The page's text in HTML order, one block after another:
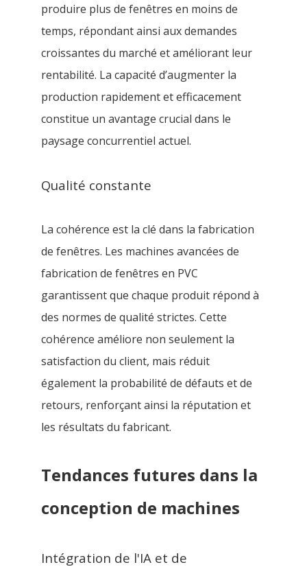
produire plus de fenêtres en moins de
temps, répondant ainsi aux demandes
croissantes du marché et améliorant leur
rentabilité. La capacité d’augmenter la
production rapidement et efficacement
constitue un avantage crucial dans le
paysage concurrentiel actuel.
Qualité constante
La cohérence est la clé dans la fabrication
de fenêtres. Les machines avancées de
fabrication de fenêtres en PVC
garantissent que chaque produit répond à
des normes de qualité strictes. Cette
cohérence améliore non seulement la
satisfaction du client, mais réduit
également la probabilité de défauts et de
retours, renforçant ainsi la réputation et
les résultats du fabricant.
Tendances futures dans la
conception de machines
Intégration de l'IA et de